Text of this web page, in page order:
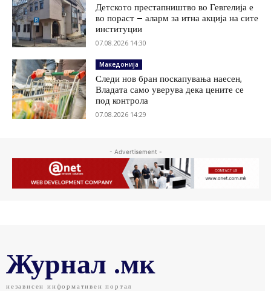
Детското престапништво во Гевгелија е
во пораст – аларм за итна акција на сите
институции
07.08.2026 14:30
Македонија
Следи нов бран поскапувања наесен,
Владата само уверува дека цените се
под контрола
07.08.2026 14:29
- Advertisement -
Журнал .мк
независен информативен портал